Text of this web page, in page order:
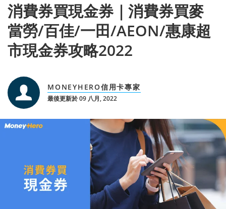
消費券買現金券｜消費券買麥
當勞/百佳/一田/AEON/惠康超
市現金券攻略2022
MONEYHERO信用卡專家
最後更新於 09 八月, 2022